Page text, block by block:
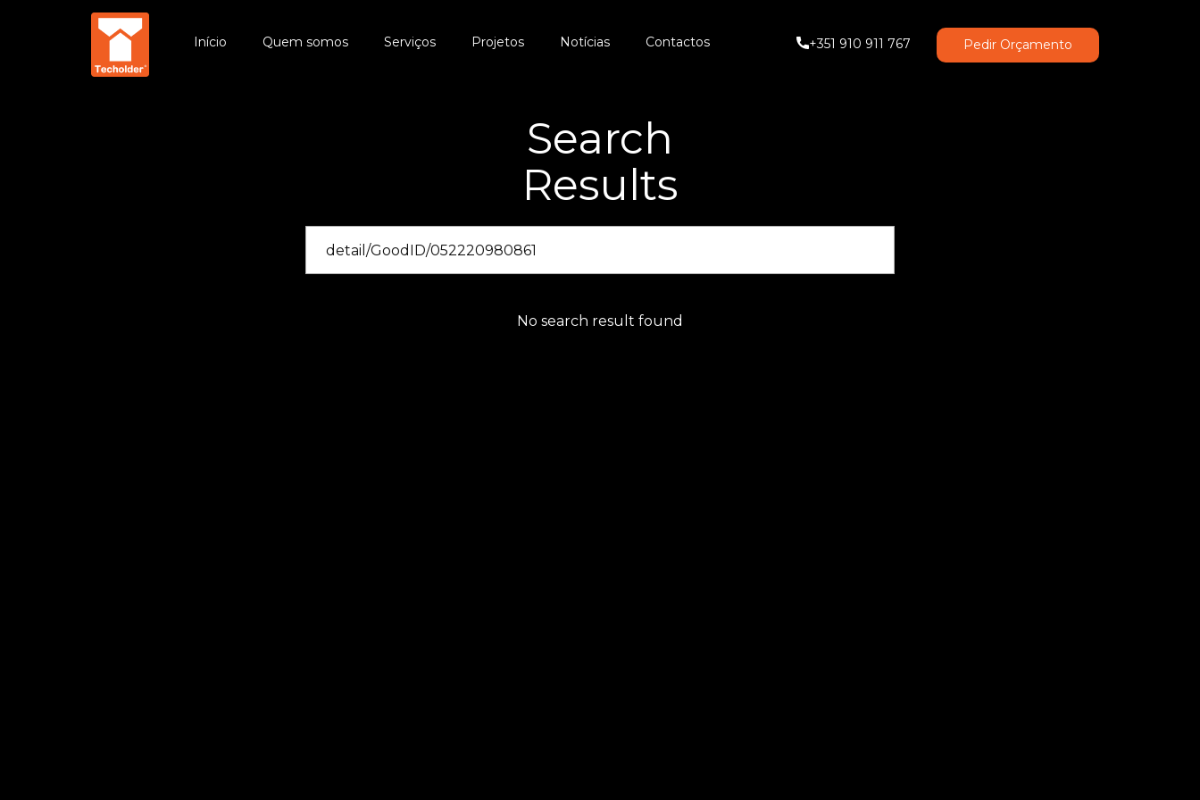
Início Quem somos Serviços Projetos Notícias Contactos Pedir Orçamento
+351 910 911 767
Search
Results
No search result found